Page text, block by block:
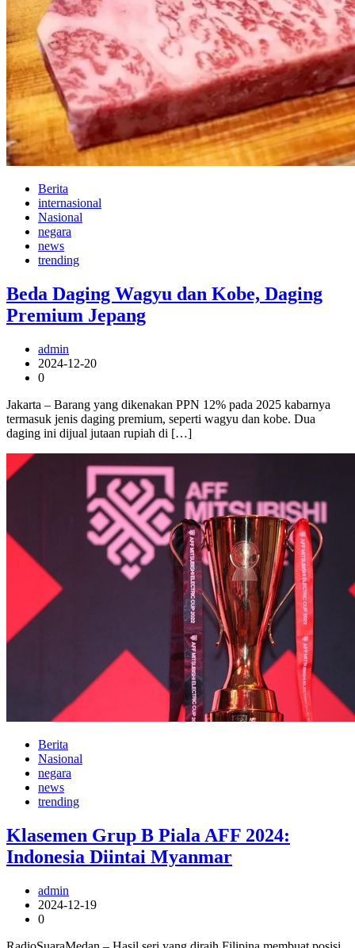
Berita
internasional
Nasional
negara
news
trending
Beda Daging Wagyu dan Kobe, Daging
Premium Jepang
admin
2024-12-20
0
Jakarta – Barang yang dikenakan PPN 12% pada 2025 kabarnya
termasuk jenis daging premium, seperti wagyu dan kobe. Dua
daging ini dijual jutaan rupiah di […]
Berita
Nasional
negara
news
trending
Klasemen Grup B Piala AFF 2024:
Indonesia Diintai Myanmar
admin
2024-12-19
0